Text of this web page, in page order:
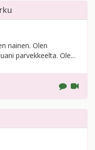
nainen. Olen
parvekkeelta. Ole...